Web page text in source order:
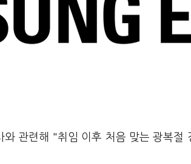
관련해 "취임 이후 처음 맞는 광복절